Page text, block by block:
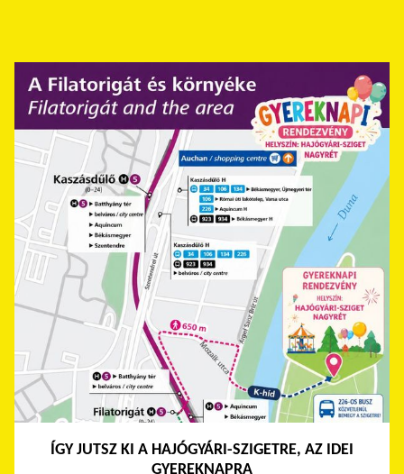
ÍGY JUTSZ KI A HAJÓGYÁRI-SZIGETRE, AZ IDEI
GYEREKNAPRA